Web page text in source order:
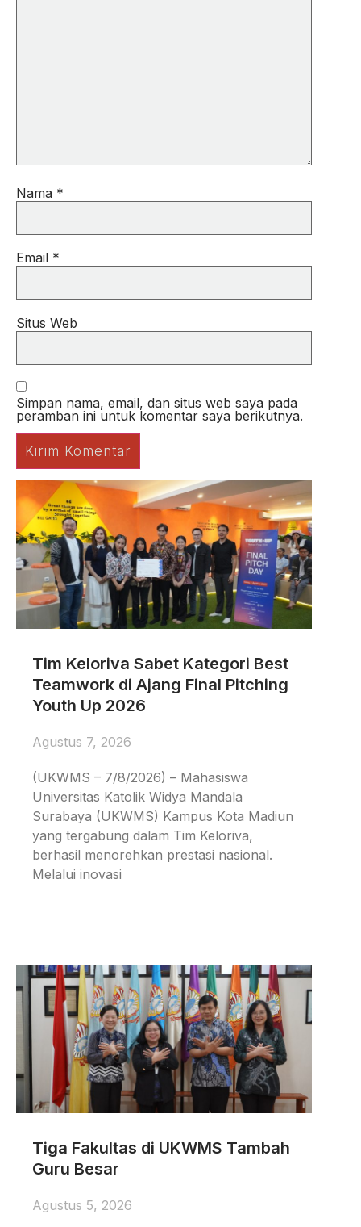
Nama *
Email *
Situs Web
Simpan nama, email, dan situs web saya pada
peramban ini untuk komentar saya berikutnya.
Tim Keloriva Sabet Kategori Best
Teamwork di Ajang Final Pitching
Youth Up 2026
Agustus 7, 2026
(UKWMS – 7/8/2026) – Mahasiswa
Universitas Katolik Widya Mandala
Surabaya (UKWMS) Kampus Kota Madiun
yang tergabung dalam Tim Keloriva,
berhasil menorehkan prestasi nasional.
Melalui inovasi
Tiga Fakultas di UKWMS Tambah
Guru Besar
Agustus 5, 2026